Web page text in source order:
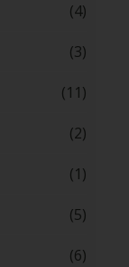
(4)
(3)
(11)
(2)
(1)
(5)
(6)